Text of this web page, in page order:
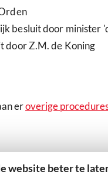
website beter te
besluit door minister
door Z.M. de Koning
eroverige